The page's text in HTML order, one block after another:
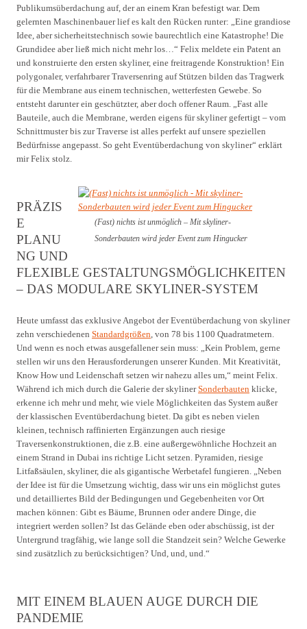
Publikumsüberdachung auf, der an einem Kran befestigt war. Dem
gelernten Maschinenbauer lief es kalt den Rücken runter: „Eine grandiose
Idee, aber sicherheitstechnisch sowie baurechtlich eine Katastrophe! Die
Grundidee aber ließ mich nicht mehr los…“ Felix meldete ein Patent an
und konstruierte den ersten skyliner, eine freitragende Konstruktion! Ein
polygonaler, verfahrbarer Traversenring auf Stützen bilden das Tragwerk
für die Membrane aus einem technischen, wetterfesten Gewebe. So
entsteht darunter ein geschützter, aber doch offener Raum. „Fast alle
Bauteile, auch die Membrane, werden eigens für skyliner gefertigt – vom
Schnittmuster bis zur Traverse ist alles perfekt auf unsere speziellen
Bedürfnisse angepasst. So geht Eventüberdachung von skyliner“ erklärt
mir Felix stolz.
(Fast) nichts ist unmöglich – Mit skyliner-
Sonderbauten wird jeder Event zum Hingucker
PRÄZIS
E
PLANU
NG UND
FLEXIBLE GESTALTUNGSMÖGLICHKEITEN
– DAS MODULARE SKYLINER-SYSTEM
Heute umfasst das exklusive Angebot der Eventüberdachung von skyliner
zehn verschiedenen Standardgrößen , von 78 bis 1100 Quadratmetern.
Und wenn es noch etwas ausgefallener sein muss: „Kein Problem, gerne
stellen wir uns den Herausforderungen unserer Kunden. Mit Kreativität,
Know How und Leidenschaft setzen wir nahezu alles um,“ meint Felix.
Während ich mich durch die Galerie der skylinerSonderbauten klicke,
erkenne ich mehr und mehr, wie viele Möglichkeiten das System außer
der klassischen Eventüberdachung bietet. Da gibt es neben vielen
kleinen, technisch raffinierten Ergänzungen auch riesige
Traversenkonstruktionen, die z.B. eine außergewöhnliche Hochzeit an
einem Strand in Dubai ins richtige Licht setzen. Pyramiden, riesige
Litfaßsäulen, skyliner, die als gigantische Werbetafel fungieren. „Neben
der Idee ist für die Umsetzung wichtig, dass wir uns ein möglichst gutes
und detailliertes Bild der Bedingungen und Gegebenheiten vor Ort
machen können: Gibt es Bäume, Brunnen oder andere Dinge, die
integriert werden sollen? Ist das Gelände eben oder abschüssig, ist der
Untergrund tragfähig, wie lange soll die Standzeit sein? Welche Gewerke
sind zusätzlich zu berücksichtigen? Und, und, und.“
MIT EINEM BLAUEN AUGE DURCH DIE
PANDEMIE